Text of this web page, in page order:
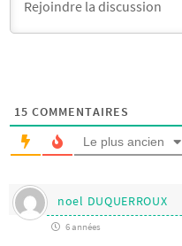
15 COMMENTAIRES
Le plus ancien
noel DUQUERROUX
6 années